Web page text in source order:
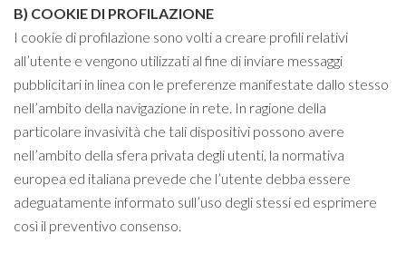
B) COOKIE DI PROFILAZIONE
I cookie di profilazione sono volti a creare profili relativi
all’utente e vengono utilizzati al fine di inviare messaggi
pubblicitari in linea con le preferenze manifestate dallo stesso
nell’ambito della navigazione in rete. In ragione della
particolare invasività che tali dispositivi possono avere
nell’ambito della sfera privata degli utenti, la normativa
europea ed italiana prevede che l’utente debba essere
adeguatamente informato sull’uso degli stessi ed esprimere
così il preventivo consenso.